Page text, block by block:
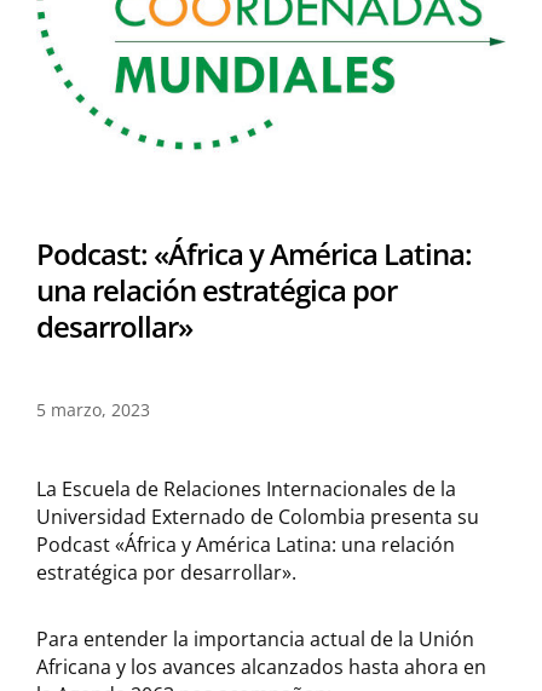
Podcast: «África y América Latina:
una relación estratégica por
desarrollar»
5 marzo, 2023
La Escuela de Relaciones Internacionales de la
Universidad Externado de Colombia presenta su
Podcast«África y América Latina: una relación
estratégica por desarrollar».
Para entender la importancia actual de la Unión
Africana y los avances alcanzados hasta ahora en